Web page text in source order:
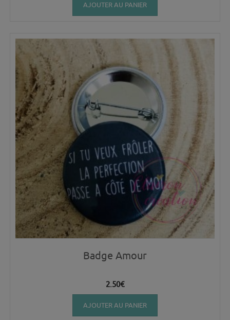
AJOUTER AU PANIER
Badge Amour
2.50€
AJOUTER AU PANIER